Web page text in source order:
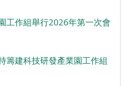
工作組舉行2026年第一次會
籌建科技研發產業園工作組